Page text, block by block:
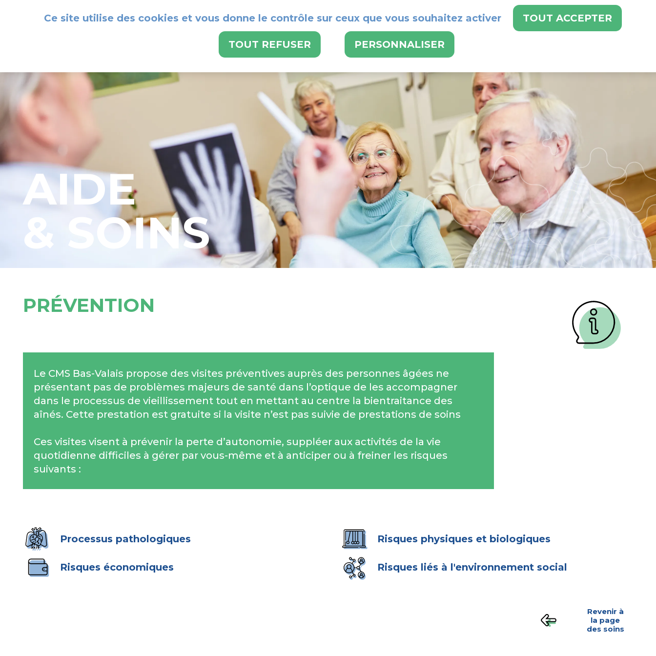
POUR BENEFICIER DE NOS SERVICES : 024 486 21 21
LE CMS NOS SERVICES
AIDE
& SOINS
PRÉVENTION
Le CMS Bas-Valais propose des visites préventives auprès des personnes âgées ne
présentant pas de problèmes majeurs de santé dans l’optique de les accompagner
dans le processus de vieillissement tout en mettant au centre la bientraitance des
aînés. Cette prestation est gratuite si la visite n’est pas suivie de prestations de soins
Ces visites visent à prévenir la perte d’autonomie, suppléer aux activités de la vie
quotidienne difficiles à gérer par vous-même et à anticiper ou à freiner les risques
suivants :
Processus pathologiques Risques physiques et biologiques
Risques économiques Risques liés à l'environnement social
Revenir à
la page
des soins
Ce site utilise des cookies et vous donne le contrôle sur ceux que vous souhaitez activer
TOUT ACCEPTER
TOUT REFUSER PERSONNALISER